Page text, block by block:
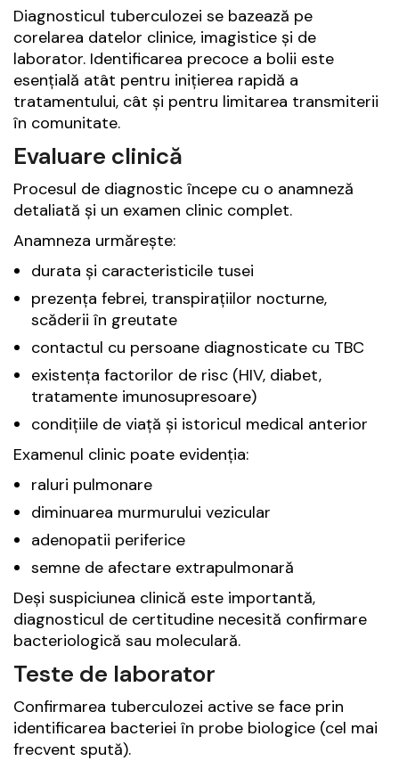
Diagnosticul tuberculozei se bazează pe
corelarea datelor clinice, imagistice și de
laborator. Identificarea precoce a bolii este
esențială atât pentru inițierea rapidă a
tratamentului, cât și pentru limitarea transmiterii
în comunitate.
Evaluare clinică
Procesul de diagnostic începe cu o anamneză
detaliată și un examen clinic complet.
Anamneza urmărește:
durata și caracteristicile tusei
prezența febrei, transpirațiilor nocturne,
scăderii în greutate
contactul cu persoane diagnosticate cu TBC
existența factorilor de risc (HIV, diabet,
tratamente imunosupresoare)
condițiile de viață și istoricul medical anterior
Examenul clinic poate evidenția:
raluri pulmonare
diminuarea murmurului vezicular
adenopatii periferice
semne de afectare extrapulmonară
Deși suspiciunea clinică este importantă,
diagnosticul de certitudine necesită confirmare
bacteriologică sau moleculară.
Teste de laborator
Confirmarea tuberculozei active se face prin
identificarea bacteriei în probe biologice (cel mai
frecvent spută).